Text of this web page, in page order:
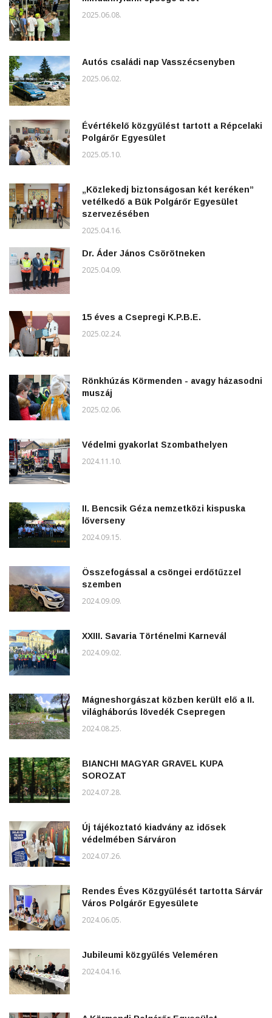
2025.06.08.
Autós családi nap Vasszécsenyben
2025.06.02.
Évértékelő közgyűlést tartott a Répcelaki
Polgárőr Egyesület
2025.05.10.
„Közlekedj biztonságosan két keréken”
vetélkedő a Bük Polgárőr Egyesület
szervezésében
2025.04.16.
Dr. Áder János Csörötneken
2025.04.09.
15 éves a Csepregi K.P.B.E.
2025.02.24.
Rönkhúzás Körmenden - avagy házasodni
muszáj
2025.02.06.
Védelmi gyakorlat Szombathelyen
2024.11.10.
II. Bencsik Géza nemzetközi kispuska
lőverseny
2024.09.15.
Összefogással a csöngei erdőtűzzel
szemben
2024.09.09.
XXIII. Savaria Történelmi Karnevál
2024.09.02.
Mágneshorgászat közben került elő a II.
világháborús lövedék Csepregen
2024.08.25.
BIANCHI MAGYAR GRAVEL KUPA
SOROZAT
2024.07.28.
Új tájékoztató kiadvány az idősek
védelmében Sárváron
2024.07.26.
Rendes Éves Közgyűlését tartotta Sárvár
Város Polgárőr Egyesülete
2024.06.05.
Jubileumi közgyűlés Veleméren
2024.04.16.